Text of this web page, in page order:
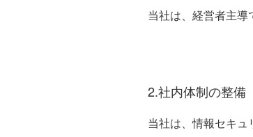
当社は、経営者主導
2.社内体制の整備
当社は、情報セキュ